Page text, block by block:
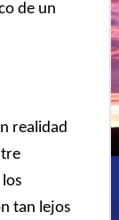
de un
realidad
tan lejos